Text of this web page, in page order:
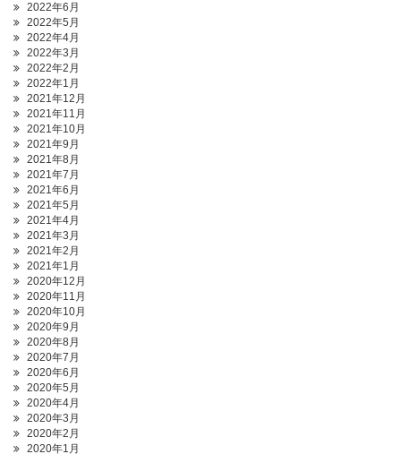
2022年6月
2022年5月
2022年4月
2022年3月
2022年2月
2022年1月
2021年12月
2021年11月
2021年10月
2021年9月
2021年8月
2021年7月
2021年6月
2021年5月
2021年4月
2021年3月
2021年2月
2021年1月
2020年12月
2020年11月
2020年10月
2020年9月
2020年8月
2020年7月
2020年6月
2020年5月
2020年4月
2020年3月
2020年2月
2020年1月